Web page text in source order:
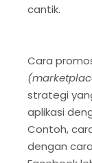
cantik.
Cara
strategi
aplikasi
Contoh,
dengan